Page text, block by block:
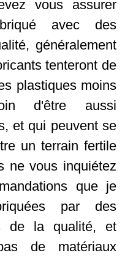
vous assurer
avec des
généralement
tenteront de
plastiques moins
d'être aussi
et qui peuvent se
un terrain fertile
ne vous inquiétez
que je
par des
de la qualité, et
de matériaux